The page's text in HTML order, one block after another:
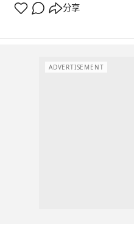
分享
ADVERTISEMENT